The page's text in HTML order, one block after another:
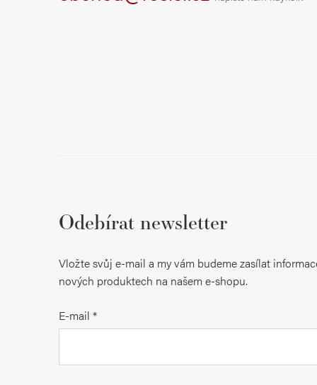
Odebírat newsletter
Vložte svůj e-mail a my vám budeme zasílat
nových produktech na našem e-shopu.
E-mail